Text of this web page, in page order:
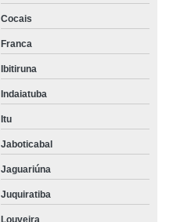
Cocais
Franca
Ibitiruna
Indaiatuba
Itu
Jaboticabal
Jaguariúna
Juquiratiba
Louveira